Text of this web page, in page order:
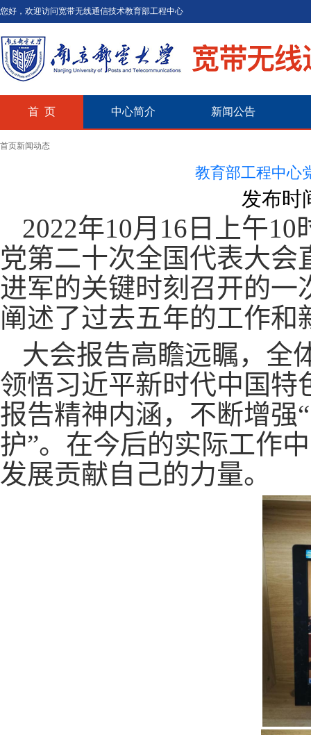
您好，欢迎访问宽带无线通信技术教育部工程中心
首 页 中心简介 新闻公告
首页新闻动态
教育部工程中心
发布时
2022年10月 16 日上午10
党第二十次全国代表大
进军的关键时刻召开的
阐述了过去五年的工作
大会报告高瞻远瞩，全
领悟习近平新时代中国特
报告精神内涵，不断增强
护”。在今后的实际工作
发展贡献自己的力量。